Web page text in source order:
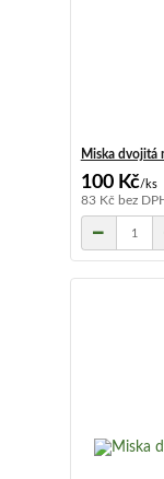
Miska dvojitá
100 Kč/ks
83 Kč bez